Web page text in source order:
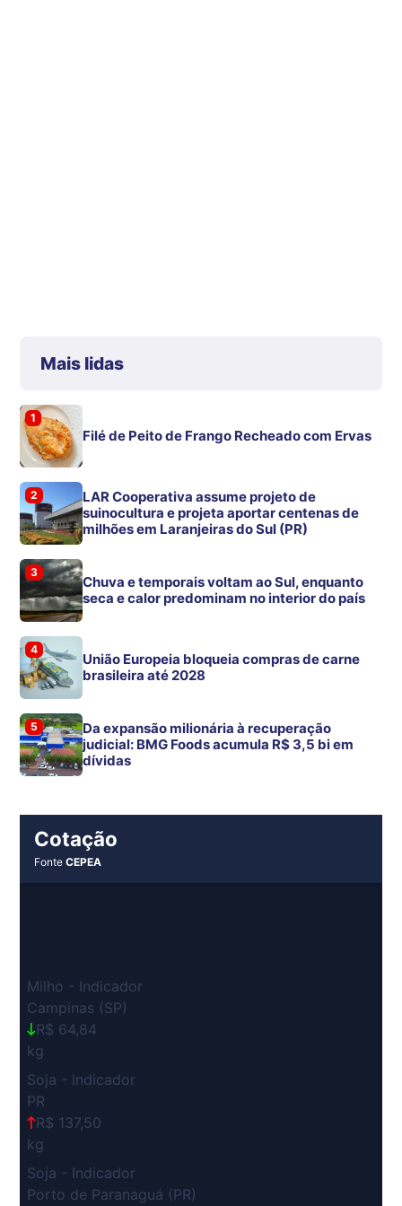
Mais lidas
1
Filé de Peito de Frango Recheado com Ervas
2
LAR Cooperativa assume projeto de
suinocultura e projeta aportar centenas de
milhões em Laranjeiras do Sul (PR)
3
Chuva e temporais voltam ao Sul, enquanto
seca e calor predominam no interior do país
4
União Europeia bloqueia compras de carne
brasileira até 2028
5
Da expansão milionária à recuperação
judicial: BMG Foods acumula R$ 3,5 bi em
dívidas
Cotação
FonteCEPEA
Milho - Indicador
Campinas (SP)
R$ 64,84
kg
Soja - Indicador
PR
R$ 137,50
kg
Soja - Indicador
Porto de Paranaguá (PR)